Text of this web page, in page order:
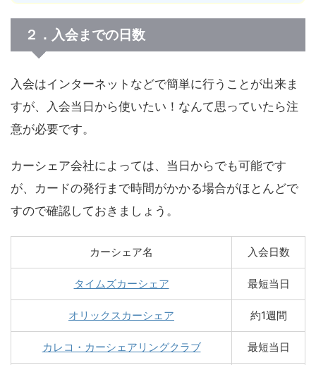
２．入会までの日数
入会はインターネットなどで簡単に行うことが出来ま
すが、入会当日から使いたい！なんて思っていたら注
意が必要です。
カーシェア会社によっては、当日からでも可能です
が、カードの発行まで時間がかかる場合がほとんどで
すので確認しておきましょう。
カーシェア名 入会日数
タイムズカーシェア 最短当日
オリックスカーシェア 約1週間
カレコ・カーシェアリングクラブ 最短当日